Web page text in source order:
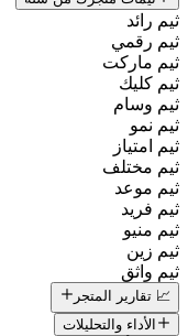
ثيم رائد
ثيم رقمي
ثيم ماركت
ثيم كليك
ثيم وسام
ثيم نمو
ثيم امتياز
ثيم مختلف
ثيم موعد
ثيم فريد
ثيم منيو
ثيم زين
ثيم واثق
📈 تقارير المتجر
الأداء والتحليلات